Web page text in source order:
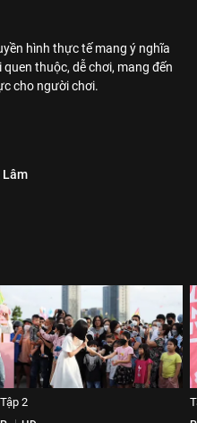
hình thực tế mang ý nghĩa
thuộc, dễ chơi, mang đến
cho người chơi.
Lâm
Tập 2